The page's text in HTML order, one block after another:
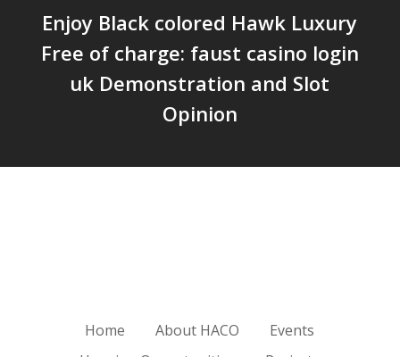
Enjoy Black colored Hawk Luxury
Free of charge: faust casino login
uk Demonstration and Slot
Opinion
Home About HACO
Events